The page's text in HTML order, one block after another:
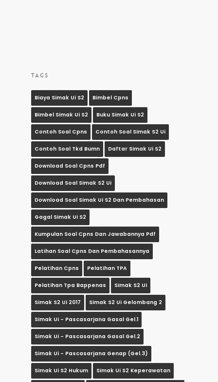
TAGS
Biaya Simak Ui S2 Bimbel Cpns
Bimbel Simak Ui S2 Buku Simak Ui S2
Contoh Soal Cpns Contoh Soal Simak S2 Ui
Contoh Soal Tkd Bumn Daftar Simak Ui S2
Download Soal Cpns Pdf
Download Soal Simak S2 Ui
Download Soal Simak Ui S2 Dan Pembahasan
Gagal Simak Ui S2
Kumpulan Soal Cpns Dan Jawabannya Pdf
Latihan Soal Cpns Dan Pembahasannya
Pelatihan Cpns Pelatihan TPA
Pelatihan Tpa Bappenas Simak S2 Ui
Simak S2 Ui 2017 Simak S2 Ui Gelombang 2
Simak Ui - Pascasarjana Gasal Gel.1
Simak Ui - Pascasarjana Gasal Gel.2
Simak Ui - Pascasarjana Genap (gel.3)
Simak Ui S2 Hukum Simak Ui S2 Keperawatan